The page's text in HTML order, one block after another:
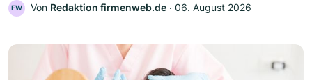
FW Von Redaktion firmenweb.de ‧ 06. August 2026